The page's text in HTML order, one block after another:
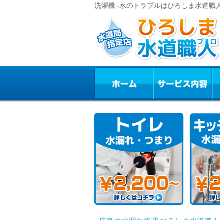
洗濯機 -水のトラブルはひろしま水道職